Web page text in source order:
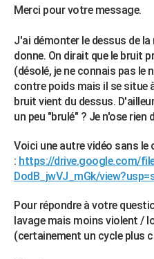
Merci pour votre message.
J'ai démonter le dessus de
donne. On dirait que le bruit
(désolé, je ne connais pas le
contre poids mais il se situe
bruit vient du dessus.
un peu "brulé" ? Je n'ose rien
Voici une autre vidéo sans le
: https://drive.google.com/
DodB_jwVJ_mGk/
Pour répondre à votre
lavage mais moins violent /
(certainement un cycle plus